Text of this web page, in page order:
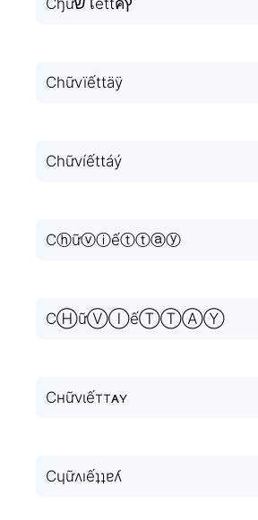
Chữvïếttäÿ
Chữvíếttáý
Cⓗữⓥⓘếⓣⓣⓐⓨ
CⒽữⓋⒾếⓉⓉⒶⓎ
Cнữvιếттᴀʏ
Cɥữʌıếʇʇɐʎ